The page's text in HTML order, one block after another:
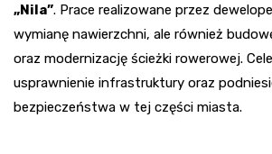
„Nila”. Prace realizowane przez
wymianę nawierzchni, ale również
oraz modernizację ścieżki rowerowej.
usprawnienie infrastruktury oraz
bezpieczeństwa w tej części miasta.